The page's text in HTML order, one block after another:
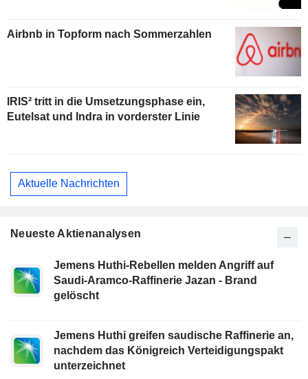
Airbnb in Topform nach Sommerzahlen
IRIS² tritt in die Umsetzungsphase ein,
Eutelsat und Indra in vorderster Linie
Aktuelle Nachrichten
Neueste Aktienanalysen
Jemens Huthi-Rebellen melden Angriff auf
Saudi-Aramco-Raffinerie Jazan - Brand
gelöscht
Jemens Huthi greifen saudische Raffinerie an,
nachdem das Königreich Verteidigungspakt
unterzeichnet